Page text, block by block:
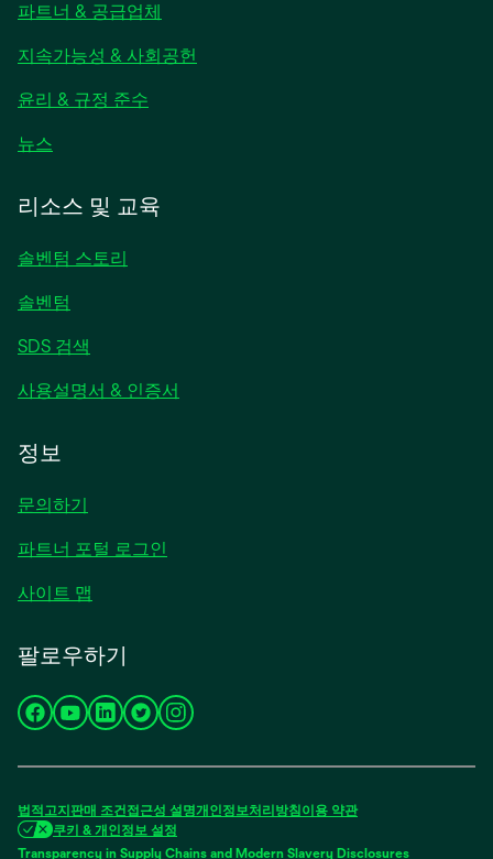
에
서
림
파트너 & 공급업체
지속가능성 & 사회공헌
윤리 & 규정 준수
뉴스
에
열
리소스 및 교육
솔벤텀 스토리
솔벤텀
SDS 검색
사용설명서 & 인증서
정보
문의하기
파트너 포털 로그인
사이트 맵
팔로우하기
새
서
열
새
서
열
새
서
열
새
서
열
새
서
열
법적고지 판매 조건접근성 설명개인정보처리방침 이용 약관
쿠키 & 개인정보 설정
Transparency in Supply Chains and Modern Slavery Disclosures